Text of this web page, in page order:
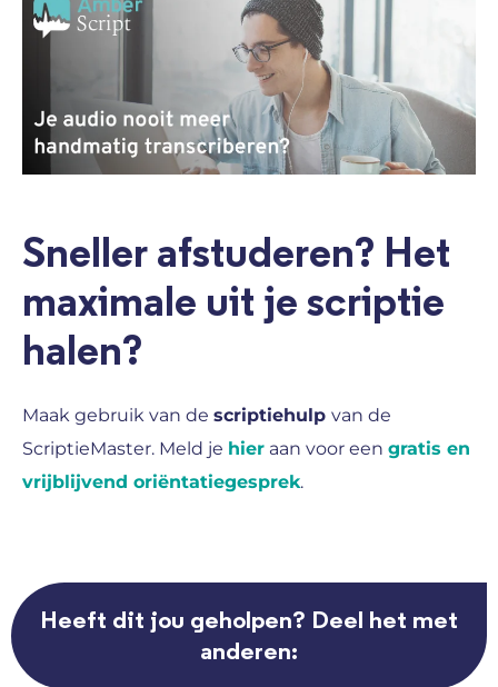
Sneller afstuderen? Het
maximale uit je scriptie
halen?
Maak gebruik van de scriptiehulp van de
ScriptieMaster. Meld je hier aan voor een gratis en
vrijblijvend oriëntatiegesprek.
Heeft dit jou geholpen? Deel het met
anderen: